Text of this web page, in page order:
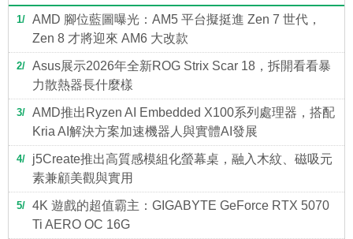
1
AMD 腳位藍圖曝光：AM5 平台擬挺進 Zen 7 世代，
Zen 8 才將迎來 AM6 大改款
2
Asus展示2026年全新ROG Strix Scar 18，拆開看看暴
力散熱器長什麼樣
3
AMD推出Ryzen AI Embedded X100系列處理器，搭配
Kria AI解決方案加速機器人與實體AI發展
4
j5Create推出高質感模組化螢幕桌，融入木紋、磁吸元
素兼顧美觀與實用
5
4K 遊戲的超值霸主：GIGABYTE GeForce RTX 5070
Ti AERO OC 16G